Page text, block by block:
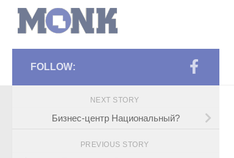
FOLLOW:
NEXT STORY
Бизнес-центр Национальный?
PREVIOUS STORY